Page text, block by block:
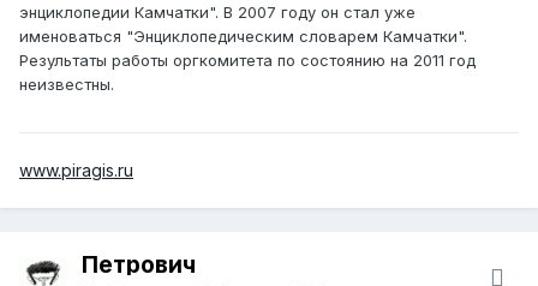
энциклопедии Камчатки". В 2007 году он стал уже
именоваться "Энциклопедическим словарем Камчатки".
Результаты работы оргкомитета по состоянию на 2011 год
неизвестны.
www.piragis.ru
Петрович